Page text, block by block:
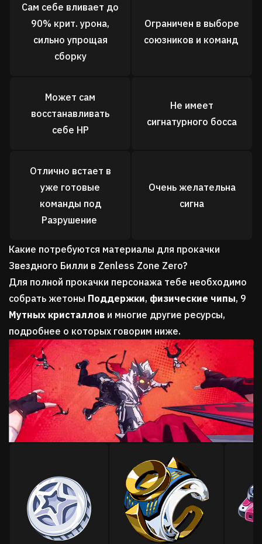
Сам себе вливает до
90% крит. урона,
сильно упрощая
сборку
Ограничен в выборе
союзников и команд
Может сам
восстанавливать
себе HP
Не имеет
сигнатурного босса
Отлично встает в
уже готовые
команды под
Разрушение
Очень желательна
сигна
Какие потребуются материалы для прокачки
Звездного Билли в Zenless Zone Zero?
Для полной прокачки персонажа тебе необходимо
собрать жетоны Поддержки, физические чипы, 9
Мутных кристаллов и многие другие ресурсы,
подробнее о которых говорим ниже.